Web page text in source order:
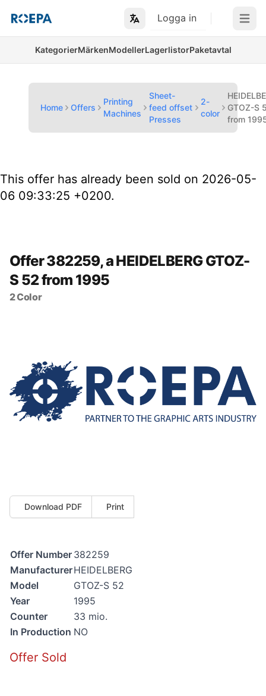
Logga in Open
KategorierMärkenModellerLagerlistorPaketavtal
Home Offers
Printing
Machines
Sheet-
feed offset
Presses
2-
color
GTOZ-S
from
This offer has already been sold on 2026-05-
06 09:33:25 +0200.
Offer 382259, a HEIDELBERG GTOZ-
S 52 from 1995
2 Color
Download PDF Print
Offer Number 382259
ManufacturerHEIDELBERG
Model
GTOZ-S 52
Year
1995
Counter
33 mio.
In Production NO
Offer Sold